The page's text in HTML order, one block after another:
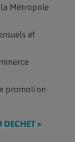
Métropole
et
promotion
DECHET »